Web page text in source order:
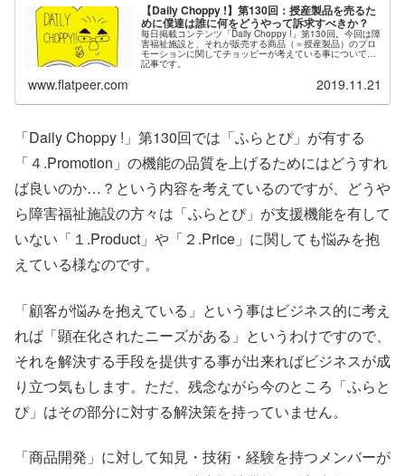
【Daily Choppy !】第130回：授産製品を売るた
めに僕達は誰に何をどうやって訴求すべきか？
毎日掲載コンテンツ「Daily Choppy !」第130回。今回は障
害福祉施設と、それが販売する商品（＝授産製品）のプロ
モーションに関してチョッピーが考えている事についての
記事です。
www.flatpeer.com 2019.11.21
「Daily Choppy !」第130回では「ふらとぴ」が有する
「４.Promotion」の機能の品質を上げるためにはどうすれ
ば良いのか…？という内容を考えているのですが、どうや
ら障害福祉施設の方々は「ふらとぴ」が支援機能を有して
いない「１.Product」や「２.Price」に関しても悩みを抱
えている様なのです。
「顧客が悩みを抱えている」という事はビジネス的に考え
れば「顕在化されたニーズがある」というわけですので、
それを解決する手段を提供する事が出来ればビジネスが成
り立つ気もします。ただ、残念ながら今のところ「ふらと
ぴ」はその部分に対する解決策を持っていません。
「商品開発」に対して知見・技術・経験を持つメンバーが